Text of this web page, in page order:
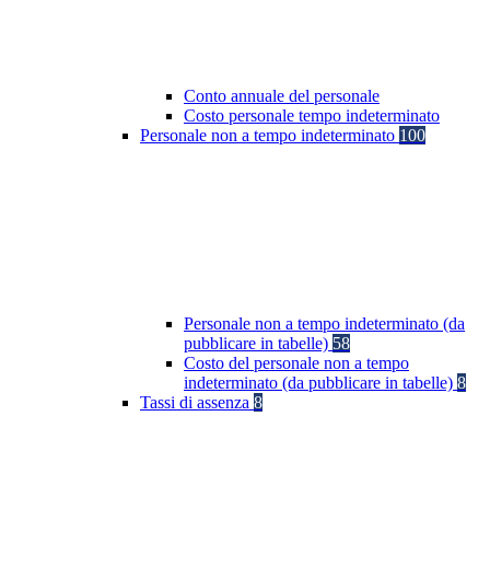
Conto annuale del personale
Costo personale tempo indeterminato
Personale non a tempo indeterminato 100
Personale non a tempo indeterminato (da
pubblicare in tabelle) 58
Costo del personale non a tempo
indeterminato (da pubblicare in tabelle) 8
Tassi di assenza 8